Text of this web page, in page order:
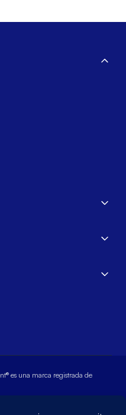
es una marca registrada de